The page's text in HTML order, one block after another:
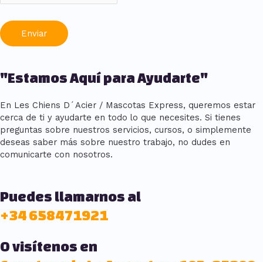
"Estamos Aquí para Ayudarte"
En Les Chiens D´Acier / Mascotas Express, queremos estar
cerca de ti y ayudarte en todo lo que necesites. Si tienes
preguntas sobre nuestros servicios, cursos, o simplemente
deseas saber más sobre nuestro trabajo, no dudes en
comunicarte con nosotros.
Puedes llamarnos al
+34 658471921
O visítenos en